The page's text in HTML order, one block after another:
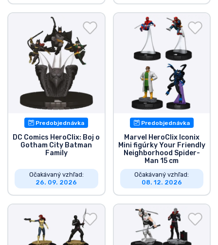
Predobjednávka
DC Comics HeroClix: Boj o
Gotham City Batman
Family
Očakávaný vzhľad:
26. 09. 2026
Predobjednávka
Marvel HeroClix Iconix
Mini figúrky Your Friendly
Neighborhood Spider-
Man 15 cm
Očakávaný vzhľad:
08. 12. 2026